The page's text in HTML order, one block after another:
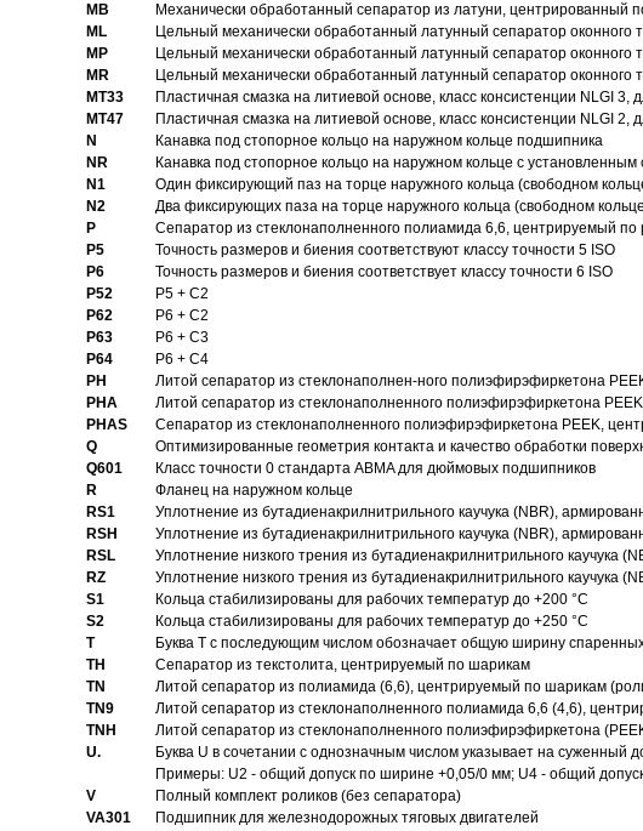
MB
Механически обработанный сепаратор из латуни, центрированный
ML
Цельный механически обработанный латунный сепаратор
MP
Цельный механически обработанный латунный сепаратор
MR
Цельный механически обработанный латунный сепаратор оконного
MT33
Пластичная смазка на литиевой основе, класс консистенции NLGI
MT47
Пластичная смазка на литиевой основе, класс консистенции NLGI
N
Канавка под стопорное кольцо на наружном кольце подшипника
NR
Канавка под стопорное кольцо на наружном кольце с
N1
Один фиксирующий паз на торце наружного кольца (свободном
N2
Два фиксирующих паза на торце наружного кольца (свободном
P
Cепаратор из стеклонаполненного полиамида 6,6, центрируемый по
P5
Точность размеров и биения соответствуют классу точности 5 ISO
P6
Точность размеров и биения соответствует классу точности 6 ISO
P52
P5 + C2
P62
P6 + C2
P63
P6 + C3
P64
P6 + C4
PH
Литой сепаратор из стеклонаполнен-ного полиэфирэфиркетона
PHA
Литой сепаратор из стеклонаполненного полиэфирэфиркетона
PHAS
Сепаратор из стеклонаполненного полиэфирэфиркетона PEEK,
Q
Оптимизированные геометрия контакта и качество обработки
Q601
Класс точности 0 стандарта ABMA для дюймовых подшипников
R
Фланец на наружном кольце
RS1
Уплотнение из бутадиенакрилнитрильного каучука (NBR),
RSH
Уплотнение из бутадиенакрилнитрильного каучука (NBR),
RSL
Уплотнение низкого трения из бутадиенакрилнитрильного
RZ
Уплотнение низкого трения из бутадиенакрилнитрильного
S1
Кольца стабилизированы для рабочих температур до +200 °C
S2
Кольца стабилизированы для рабочих температур до +250 °C
T
Буква T с последующим числом обозначает общую ширину
TH
Сепаратор из текстолита, центрируемый по шарикам
TN
Литой сепаратор из полиамида (6,6), центрируемый по шарикам
TN9
Литой сепаратор из стеклонаполненного полиамида 6,6 (4,6),
TNH
Литой сепаратор из стеклонаполненного полиэфирэфиркетона
U.
Буква U в сочетании с однозначным числом указывает на суженный
Примеры: U2 - общий допуск по ширине +0,05/0 мм; U4 - общий
V
Полный комплект роликов (без сепаратора)
VA301
Подшипник для железнодорожных тяговых двигателей